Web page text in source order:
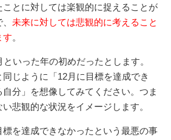
ことに対しては楽観的に捉えることが
、未来に対しては悲観的に考えること
す。
いった年の初めだったとします。
じように「12月に目標を達成でき
分」を想像してみてください。つま
悲観的な状況をイメージします。
を達成できなかったという最悪の事